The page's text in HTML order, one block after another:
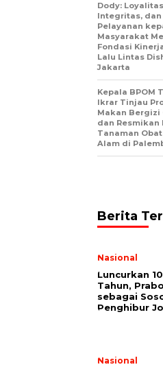
Dody:
Integritas, dan
Pelayanan
Masyarakat
Fondasi
Lalu Lintas
Jakarta
Kepala BPOM
Ikrar Tinjau
Makan Bergizi
dan Resmikan
Tanaman
Alam di
Berita
Nasional
Luncurkan
Tahun,
sebagai
Penghibur
Nasional